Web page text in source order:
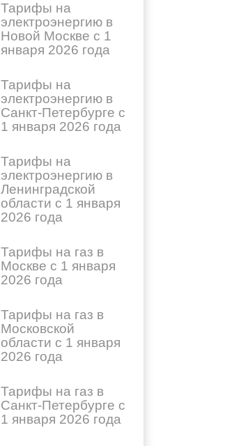
Тарифы на
электроэнергию в
Новой Москве с 1
января 2026 года
Тарифы на
электроэнергию в
Санкт-Петербурге с
1 января 2026 года
Тарифы на
электроэнергию в
Ленинградской
области с 1 января
2026 года
Тарифы на газ в
Москве с 1 января
2026 года
Тарифы на газ в
Московской
области с 1 января
2026 года
Тарифы на газ в
Санкт-Петербурге с
1 января 2026 года